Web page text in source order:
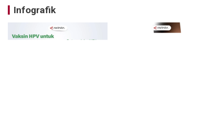
Infografik